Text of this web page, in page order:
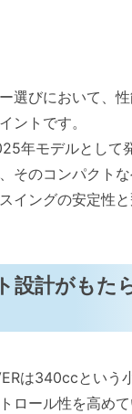
によるスイングの
スD2の役割とその
と注意点
ーンでおすすめ
ェースと高性能
材と設計が生む
ノロジーによる
と信頼性
選びにおいて、
ントです。
年モデルとして
そのコンパクト
イングの安定性
設計がもた
は340ccという
ロール性を高めて